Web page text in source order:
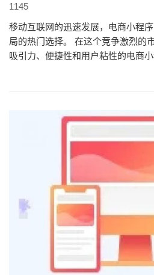
1145
移动互联网的迅速发展，电商小程
局的热门选择。 在这个竞争激烈的
吸引力、便捷性和用户粘性的电商
点一：个性化定制，彰显独特品牌
小程序。个性化的界面设计、主题
地彰显品牌的独特…